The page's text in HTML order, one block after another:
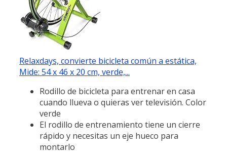
Relaxdays, convierte bicicleta común a estática,
Mide: 54 x 46 x 20 cm, verde,...
Rodillo de bicicleta para entrenar en casa
cuando llueva o quieras ver televisión. Color
verde
El rodillo de entrenamiento tiene un cierre
rápido y necesitas un eje hueco para
montarlo